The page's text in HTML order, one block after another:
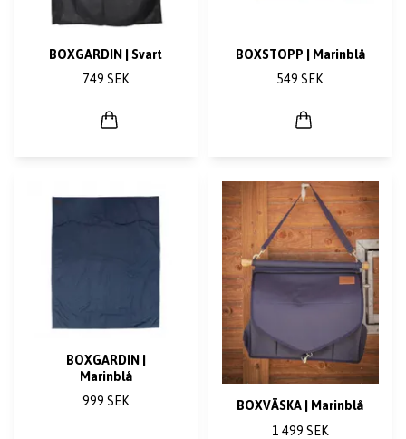
BOXGARDIN | Svart
749 SEK
BOXSTOPP | Marinblå
549 SEK
BOXGARDIN |
Marinblå
999 SEK
BOXVÄSKA | Marinblå
1 499 SEK